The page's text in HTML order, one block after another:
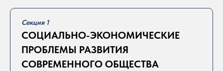
Секция 1
СОЦИАЛЬНО-ЭКОНОМИЧЕСКИЕ
ПРОБЛЕМЫ РАЗВИТИЯ
СОВРЕМЕННОГО ОБЩЕСТВА